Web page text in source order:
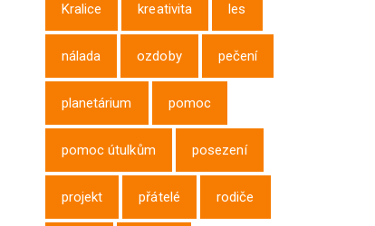
Kralice kreativita les
nálada ozdoby pečení
planetárium pomoc
pomoc útulkům posezení
projekt přátelé rodiče